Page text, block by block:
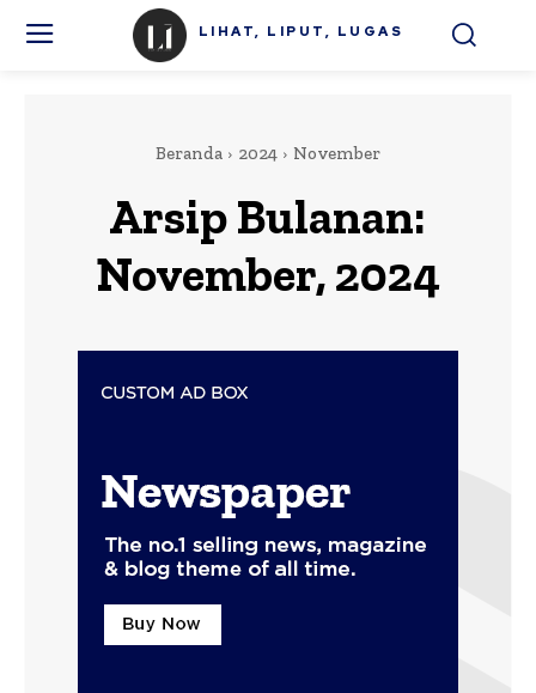
LIHAT, LIPUT, LUGAS
Beranda 2024 November
Arsip Bulanan:
November, 2024